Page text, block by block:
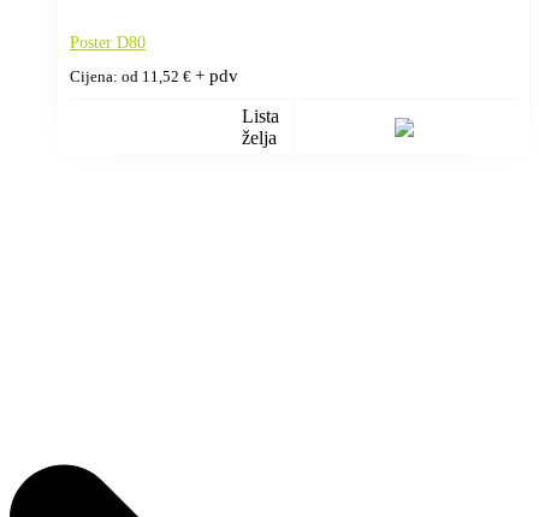
Poster D80
Cijena: od 11,52 € + pdv
Lista
želja